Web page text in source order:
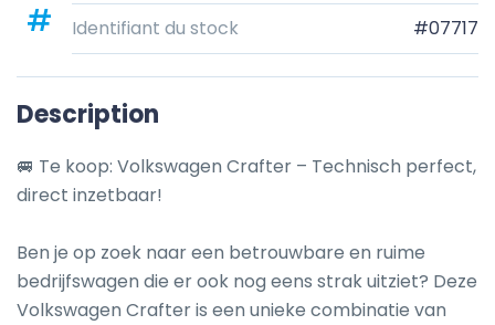
Identifiant du stock
#07717
Description
🚐 Te koop: Volkswagen Crafter – Technisch perfect,
direct inzetbaar!
Ben je op zoek naar een betrouwbare en ruime
bedrijfswagen die er ook nog eens strak uitziet? Deze
Volkswagen Crafter is een unieke combinatie van